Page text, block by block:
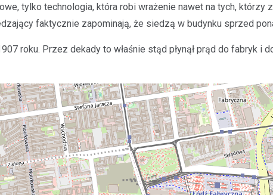
tylko technologia, która robi wrażenie nawet na tych, którzy
faktycznie zapominają, że siedzą w budynku sprzed
roku. Przez dekady to właśnie stąd płynął prąd do fabryk i